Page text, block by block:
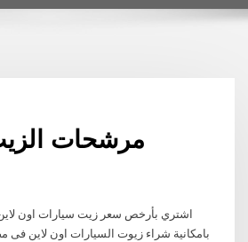
مرشحات
اشتري بأرخص سعر زيت سيارات اون
بامكانية شراء زيوت السيارات اون لاين